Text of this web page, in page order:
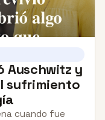
Auschwitz y
sufrimiento
cuando fue